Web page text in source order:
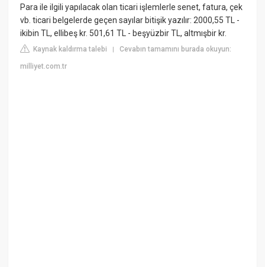
Para ile ilgili yapılacak olan ticari işlemlerle senet, fatura, çek
vb. ticari belgelerde geçen sayılar bitişik yazılır: 2000,55 TL -
ikibin TL, ellibeş kr. 501,61 TL - beşyüzbir TL, altmışbir kr.
Kaynak kaldırma talebi |Cevabın tamamını burada okuyun:
milliyet.com.tr